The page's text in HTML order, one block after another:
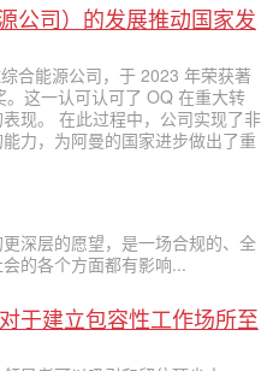
公司）的发展推动国家发
合能源公司，于 2023 年荣获著
这一认可认可了 OQ 在重大转
现。 在此过程中，公司实现了非
力，为阿曼的国家进步做出了重
深层的愿望，是一场合规的、全
的各个方面都有影响...
于建立包容性工作场所至